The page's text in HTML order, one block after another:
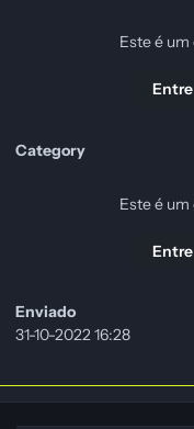
Este é
Entre
Category
Este é
Entre
Enviado
31-10-2022 16:28